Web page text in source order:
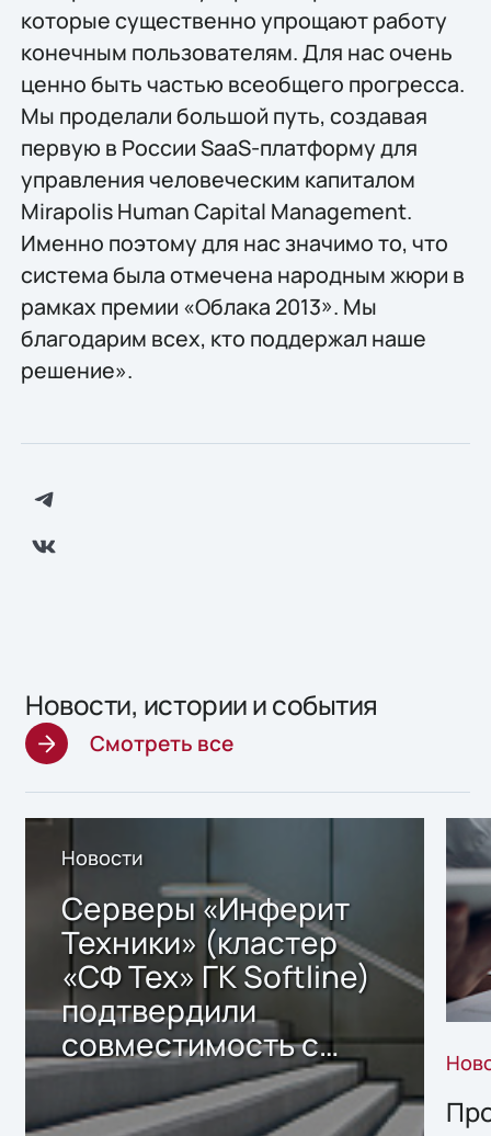
которые существенно упрощают работу
конечным пользователям. Для нас очень
ценно быть частью всеобщего прогресса.
Мы проделали большой путь, создавая
первую в России SaaS-платформу для
управления человеческим капиталом
Mirapolis Human Capital Management.
Именно поэтому для нас значимо то, что
система была отмечена народным жюри в
рамках премии «Облака 2013». Мы
благодарим всех, кто поддержал наше
решение».
Новости, истории и события
Смотреть все
Новости
Серверы «Инферит
Техники» (кластер
«СФ Тех» ГК Softline)
подтвердили
совместимость с
решением Sharx
Storage 2.x для